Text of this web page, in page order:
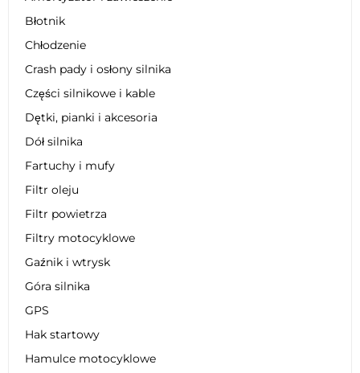
Błotnik
Chłodzenie
Crash pady i osłony silnika
Części silnikowe i kable
Dętki, pianki i akcesoria
Dół silnika
Fartuchy i mufy
Filtr oleju
Filtr powietrza
Filtry motocyklowe
Gaźnik i wtrysk
Góra silnika
GPS
Hak startowy
Hamulce motocyklowe